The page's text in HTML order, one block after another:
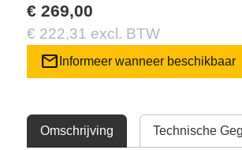
€ 269,00
€ 222,31 excl. BTW
mail Informeer wanneer beschikbaar
Omschrijving Technische